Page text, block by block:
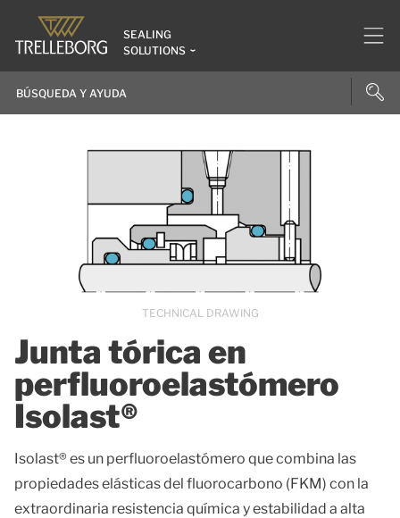
SEALING
SOLUTIONS
Junta tórica en
perfluoroelastómero
Isolast®
Isolast® es un perfluoroelastómero que combina las
propiedades elásticas del fluorocarbono (FKM) con la
extraordinaria resistencia química y estabilidad a alta
TECHNICAL DRAWING